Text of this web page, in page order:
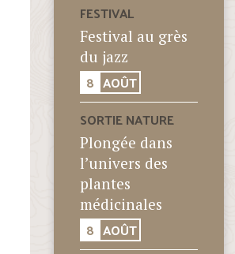
FESTIVAL
Festival au grès
du jazz
8 AOÛT
SORTIE NATURE
Plongée dans
l’univers des
plantes
médicinales
8 AOÛT